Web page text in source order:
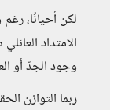
لكن أحيانًا،
الامتداد
وجود الجدّ أو
ربما التوازن